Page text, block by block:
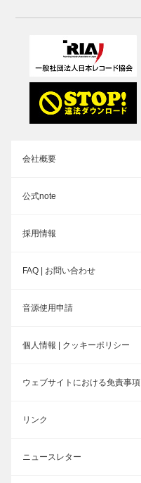
会社概要
公式note
採用情報
FAQ | お問い合わせ
音源使用申請
個人情報 | クッキーポリシー
ウェブサイトにおける免責事項
リンク
ニュースレター